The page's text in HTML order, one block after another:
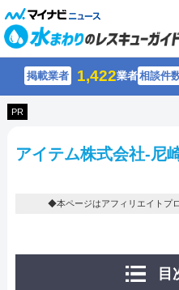
掲載業者 1,422業者相談件
PR
アイテム株式会社-尼
◆本ページはアフィリエイトプ